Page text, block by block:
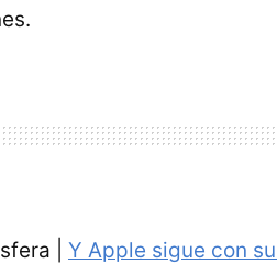
| Y Apple sigue con